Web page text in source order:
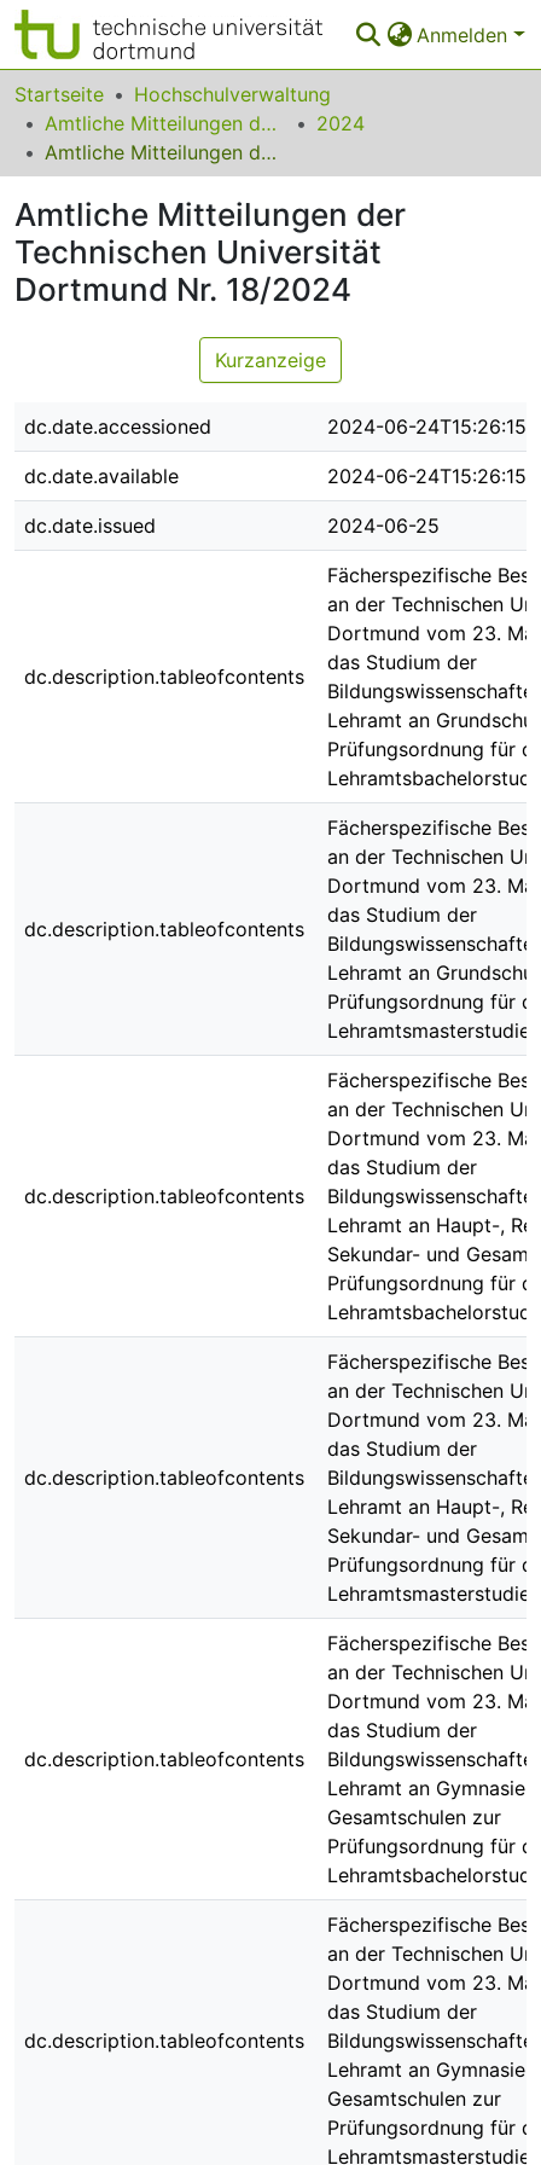
Anmelden
Bereiche & Sammlungen
Das gesamte Repositorium
FAQ
Leitlinien
Zurück zur Startseite
Startseite
Hochschulverwaltung
Amtliche Mitteilungen der Technischen Universität Dortmund
2024
Amtliche Mitteilungen der Technischen Universität Dortmund Nr. 18/2024
Amtliche Mitteilungen der
Technischen Universität
Dortmund Nr. 18/2024
Kurzanzeige
dc.date.accessioned 2024-06-24T15:26:15Z
dc.date.available 2024-06-24T15:26:15Z
dc.date.issued 2024-06-25
dc.description.tableofcontents
Fächerspezifische
an der Technischen
Dortmund vom 23.
das Studium der
Lehramt an
Prüfungsordnung für
dc.description.tableofcontents
Fächerspezifische
an der Technischen
Dortmund vom 23.
das Studium der
Lehramt an
Prüfungsordnung für
dc.description.tableofcontents
Fächerspezifische
an der Technischen
Dortmund vom 23.
das Studium der
Lehramt an Haupt-,
Sekundar- und
Prüfungsordnung für
dc.description.tableofcontents
Fächerspezifische
an der Technischen
Dortmund vom 23.
das Studium der
Lehramt an Haupt-,
Sekundar- und
Prüfungsordnung für
dc.description.tableofcontents
Fächerspezifische
an der Technischen
Dortmund vom 23.
das Studium der
Lehramt an
Gesamtschulen zur
Prüfungsordnung für
dc.description.tableofcontents
Fächerspezifische
an der Technischen
Dortmund vom 23.
das Studium der
Lehramt an
Gesamtschulen zur
Prüfungsordnung für